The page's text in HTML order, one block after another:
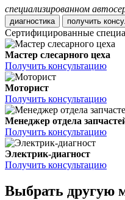
специализированном
диагностика получить
Сертифицированные
Мастер слесарного цеха
Получить консультацию
Моторист
Получить консультацию
Менеджер отдела
Получить консультацию
Электрик-диагност
Получить консультацию
Выбрать другую